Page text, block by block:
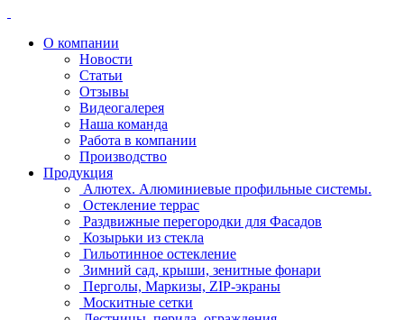
О компании
Новости
Статьи
Отзывы
Видеогалерея
Наша команда
Работа в компании
Производство
Продукция
Алютех. Алюминиевые профильные системы.
Остекление террас
Раздвижные перегородки для Фасадов
Козырьки из стекла
Гильотинное остекление
Зимний сад, крыши, зенитные фонари
Перголы, Маркизы, ZIP-экраны
Москитные сетки